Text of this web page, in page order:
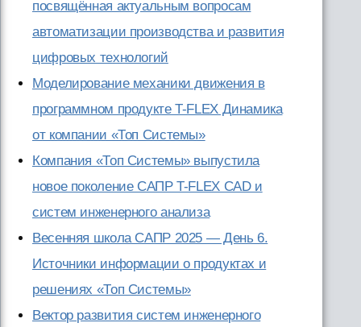
посвящённая актуальным вопросам
автоматизации производства и развития
цифровых технологий
Моделирование механики движения в
программном продукте T-FLEX Динамика
от компании «Топ Системы»
Компания «Топ Системы» выпустила
новое поколение САПР T-FLEX CAD и
систем инженерного анализа
Весенняя школа САПР 2025 — День 6.
Источники информации о продуктах и
решениях «Топ Системы»
Вектор развития систем инженерного